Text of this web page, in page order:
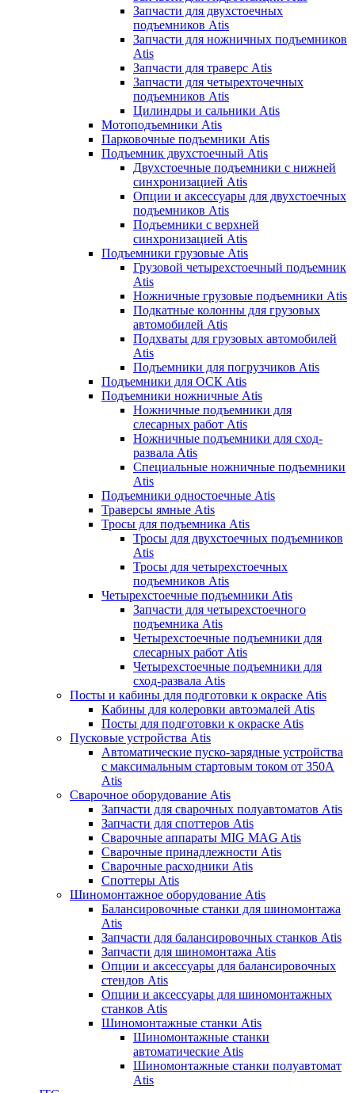
Запчасти для двухстоечных
подъемников Atis
Запчасти для ножничных подъемников
Atis
Запчасти для траверс Atis
Запчасти для четырехточечных
подъемников Atis
Цилиндры и сальники Atis
Мотоподъемники Atis
Парковочные подъемники Atis
Подъемник двухстоечный Atis
Двухстоечные подъемники с нижней
синхронизацией Atis
Опции и аксессуары для двухстоечных
подъемников Atis
Подъемники с верхней
синхронизацией Atis
Подъемники грузовые Atis
Грузовой четырехстоечный подъемник
Atis
Ножничные грузовые подъемники Atis
Подкатные колонны для грузовых
автомобилей Atis
Подхваты для грузовых автомобилей
Atis
Подъемники для погрузчиков Atis
Подъемники для ОСК Atis
Подъемники ножничные Atis
Ножничные подъемники для
слесарных работ Atis
Ножничные подъемники для сход-
развала Atis
Специальные ножничные подъемники
Atis
Подъемники одностоечные Atis
Траверсы ямные Atis
Тросы для подъемника Atis
Тросы для двухстоечных подъемников
Atis
Тросы для четырехстоечных
подъемников Atis
Четырехстоечные подъемники Atis
Запчасти для четырехстоечного
подъемника Atis
Четырехстоечные подъемники для
слесарных работ Atis
Четырехстоечные подъемники для
сход-развала Atis
Посты и кабины для подготовки к окраске Atis
Кабины для колеровки автоэмалей Atis
Посты для подготовки к окраске Atis
Пусковые устройства Atis
Автоматические пуско-зарядные устройства
с максимальным стартовым током от 350А
Atis
Сварочное оборудование Atis
Запчасти для сварочных полуавтоматов Atis
Запчасти для споттеров Atis
Сварочные аппараты MIG MAG Atis
Сварочные принадлежности Atis
Сварочные расходники Atis
Споттеры Atis
Шиномонтажное оборудование Atis
Балансировочные станки для шиномонтажа
Atis
Запчасти для балансировочных станков Atis
Запчасти для шиномонтажа Atis
Опции и аксессуары для балансировочных
стендов Atis
Опции и аксессуары для шиномонтажных
станков Atis
Шиномонтажные станки Atis
Шиномонтажные станки
автоматические Atis
Шиномонтажные станки полуавтомат
Atis